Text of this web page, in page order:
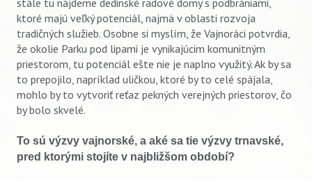
ktoré majú veľký potenciál, najmä v oblasti rozvoja
tradičných služieb. Osobne si myslím, že Vajnoráci potvrdia,
že okolie Parku pod lipami je vynikajúcim komunitným
priestorom, tu potenciál ešte nie je naplno využitý. Ak by sa
to prepojilo, napríklad uličkou, ktoré by to celé spájala,
mohlo by to vytvoriť reťaz pekných verejných priestorov, čo
by bolo skvelé.
To sú výzvy vajnorské, a aké sa tie výzvy trnavské,
pred ktorými stojíte v najbližšom období?